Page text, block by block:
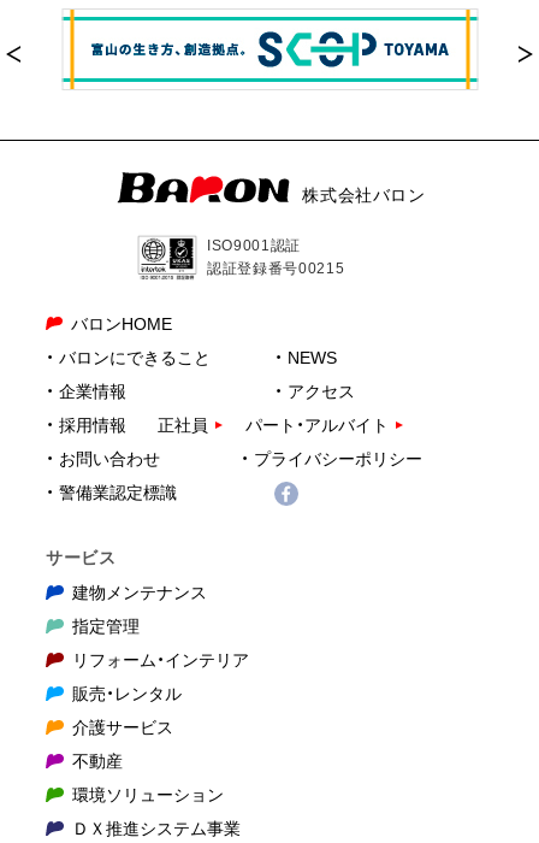
株式会社バロン
ISO9001認証
認証登録番号00215
バロンHOME
バロンにできること
NEWS
企業情報
アクセス
採用情報
正社員
パート・アルバイト
お問い合わせ
プライバシーポリシー
警備業認定標識
サービス
建物メンテナンス
指定管理
リフォーム・インテリア
販売・レンタル
介護サービス
不動産
環境ソリューション
ＤＸ推進システム事業